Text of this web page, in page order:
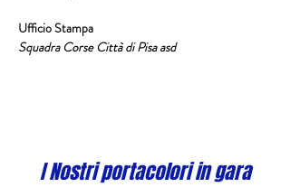
Ufficio Stampa
Squadra Corse Città di Pisa asd
I Nostri portacolori in gara